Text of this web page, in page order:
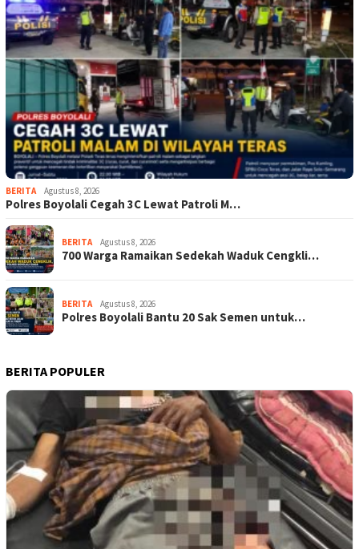
BERITA Agustus 8, 2026
Polres Boyolali Cegah 3C Lewat Patroli M…
BERITA Agustus 8, 2026
700 Warga Ramaikan Sedekah Waduk Cengkli…
BERITA Agustus 8, 2026
Polres Boyolali Bantu 20 Sak Semen untuk…
BERITA POPULER